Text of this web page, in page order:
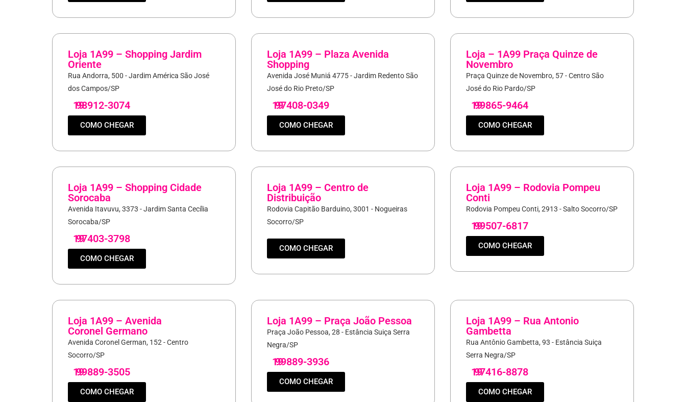
Loja 1A99 – Shopping Jardim
Oriente
Rua Andorra, 500 - Jardim América São José
dos Campos/SP
19
98912-3074
COMO CHEGAR
Loja 1A99 – Plaza Avenida
Shopping
Avenida José Muniá 4775 - Jardim Redento São
José do Rio Preto/SP
19
97408-0349
COMO CHEGAR
Loja – 1A99 Praça Quinze de
Novembro
Praça Quinze de Novembro, 57 - Centro São
José do Rio Pardo/SP
19
99865-9464
COMO CHEGAR
Loja 1A99 – Shopping Cidade
Sorocaba
Avenida Itavuvu, 3373 - Jardim Santa Cecília
Sorocaba/SP
19
97403-3798
COMO CHEGAR
Loja 1A99 – Centro de
Distribuição
Rodovia Capitão Barduino, 3001 - Nogueiras
Socorro/SP
COMO CHEGAR
Loja 1A99 – Rodovia Pompeu
Conti
Rodovia Pompeu Conti, 2913 - Salto Socorro/SP
19
99507-6817
COMO CHEGAR
Loja 1A99 – Avenida
Coronel Germano
Avenida Coronel German, 152 - Centro
Socorro/SP
19
99889-3505
COMO CHEGAR
Loja 1A99 – Praça João Pessoa
Praça João Pessoa, 28 - Estância Suiça Serra
Negra/SP
19
99889-3936
COMO CHEGAR
Loja 1A99 – Rua Antonio
Gambetta
Rua Antônio Gambetta, 93 - Estância Suiça
Serra Negra/SP
19
97416-8878
COMO CHEGAR